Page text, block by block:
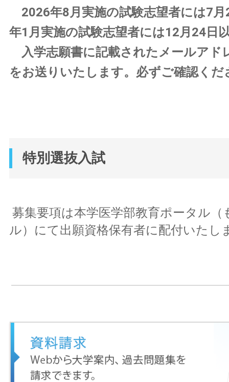
2026年8月実施の試験志望者には7月
年1月実施の試験志望者には12月24日
入学志願書に記載されたメールアド
をお送りいたします。必ずご確認くだ
特別選抜入試
募集要項は本学医学部教育ポータル（
ル）にて出願資格保有者に配付いたし